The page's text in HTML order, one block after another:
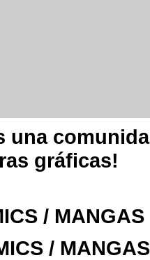
una
gráficas!
/
/